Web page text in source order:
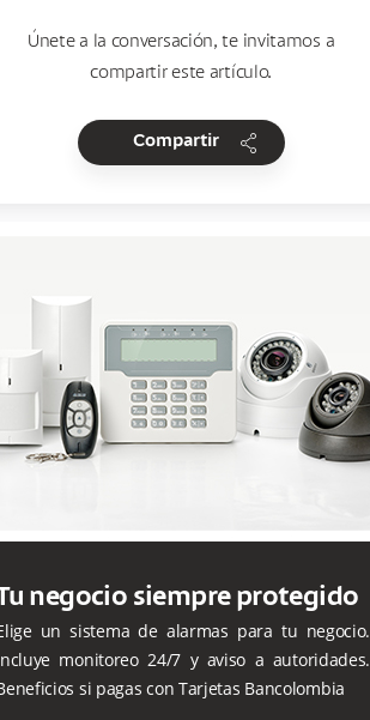
Únete a la conversación, te invitamos a
compartir este artículo.
Compartir share
negocio siempre protegido
un sistema de alarmas para tu negocio.
monitoreo 24/7 y aviso a autoridades.
si pagas con Tarjetas Bancolombia